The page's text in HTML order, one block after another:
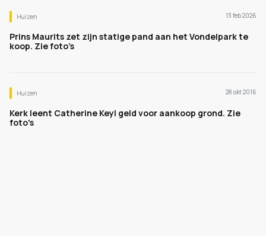
Huizen 13 feb 2026
Prins Maurits zet zijn statige pand aan het Vondelpark te
koop. Zie foto’s
Huizen 28 okt 2016
Kerk leent Catherine Keyl geld voor aankoop grond. Zie
foto's